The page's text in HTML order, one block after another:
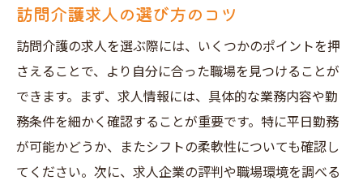
求人情報の比較ポイント
給与や福利厚生の違い
職場の口コミを集める
現地での交通アクセスを確認
自分に合った職場を選ぶための基準
訪問介護求人の選び方のコツ
訪問介護の求人を選ぶ際には、いくつかのポイントを押
さえることで、より自分に合った職場を見つけることが
できます。まず、求人情報には、具体的な業務内容や勤
務条件を細かく確認することが重要です。特に平日勤務
が可能かどうか、またシフトの柔軟性についても確認し
てください。次に、求人企業の評判や職場環境を調べる